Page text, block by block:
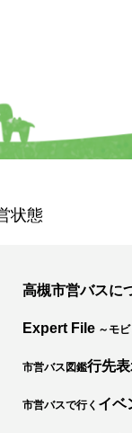
状態
高槻市営バスに
Expert File ～モ
市営バス図鑑行先
市営バスで行く イベ